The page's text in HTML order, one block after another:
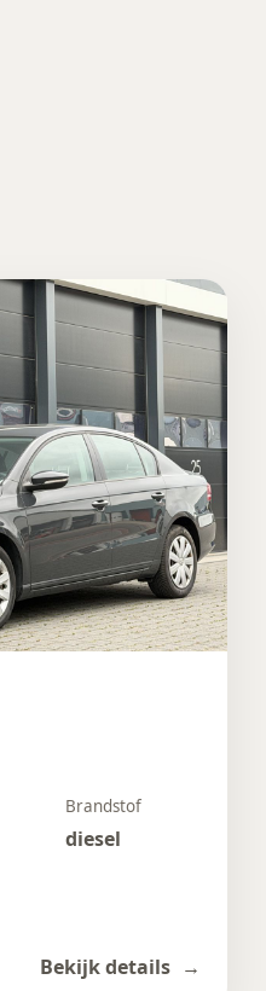
Brandstof
diesel
Bekijk details